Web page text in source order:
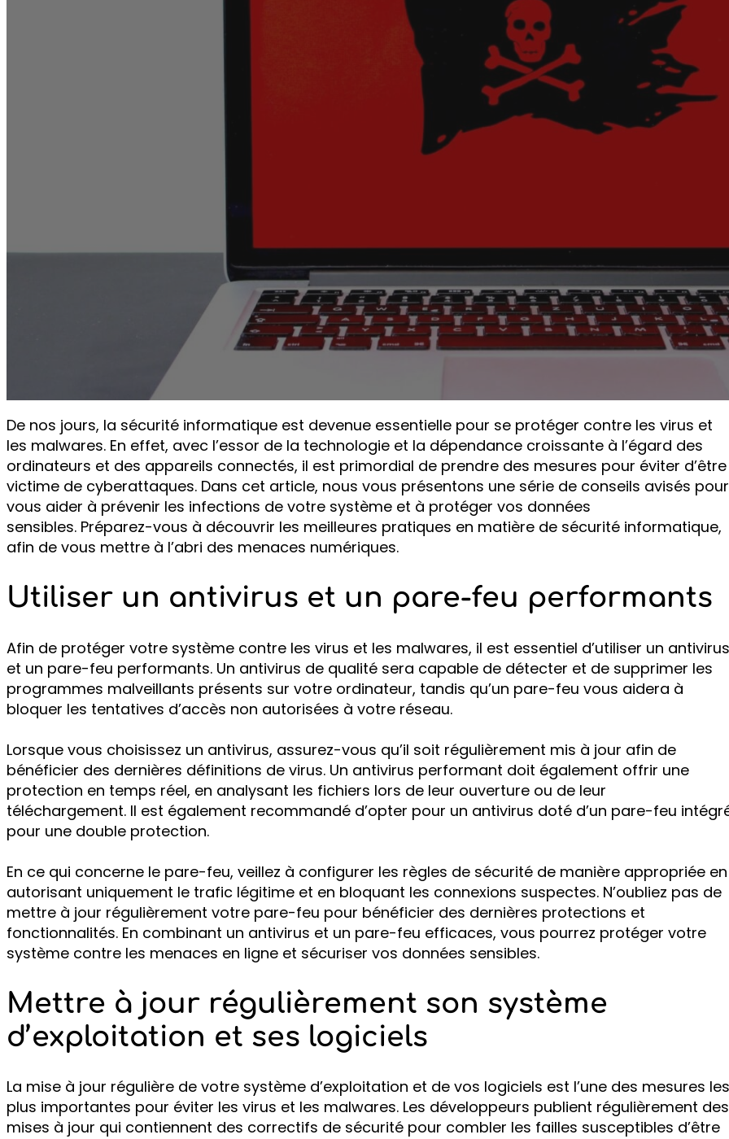
De nos jours, la sécurité informatique est devenue essentielle pour se protéger contre les virus et
les malwares. En effet, avec l’essor de la technologie et la dépendance croissante à l’égard des
ordinateurs et des appareils connectés, il est primordial de prendre des mesures pour éviter d’être
victime de cyberattaques. Dans cet article, nous vous présentons une série de conseils avisés pour
vous aider à prévenir les infections de votre système et à protéger vos données
sensibles. Préparez-vous à découvrir les meilleures pratiques en matière de sécurité informatique,
afin de vous mettre à l’abri des menaces numériques.
Utiliser un antivirus et un pare-feu performants
Afin de protéger votre système contre les virus et les malwares, il est essentiel d’utiliser un antivirus
et un pare-feu performants. Un antivirus de qualité sera capable de détecter et de supprimer les
programmes malveillants présents sur votre ordinateur, tandis qu’un pare-feu vous aidera à
bloquer les tentatives d’accès non autorisées à votre réseau.
Lorsque vous choisissez un antivirus, assurez-vous qu’il soit régulièrement mis à jour afin de
bénéficier des dernières définitions de virus. Un antivirus performant doit également offrir une
protection en temps réel, en analysant les fichiers lors de leur ouverture ou de leur
téléchargement. Il est également recommandé d’opter pour un antivirus doté d’un pare-feu
pour une double protection.
En ce qui concerne le pare-feu, veillez à configurer les règles de sécurité de manière appropriée en
autorisant uniquement le trafic légitime et en bloquant les connexions suspectes. N’oubliez pas de
mettre à jour régulièrement votre pare-feu pour bénéficier des dernières protections et
fonctionnalités. En combinant un antivirus et un pare-feu efficaces, vous pourrez protéger votre
système contre les menaces en ligne et sécuriser vos données sensibles.
Mettre à jour régulièrement son système
d’exploitation et ses logiciels
La mise à jour régulière de votre système d’exploitation et de vos logiciels est l’une des mesures les
plus importantes pour éviter les virus et les malwares. Les développeurs publient régulièrement des
mises à jour qui contiennent des correctifs de sécurité pour combler les failles susceptibles d’être